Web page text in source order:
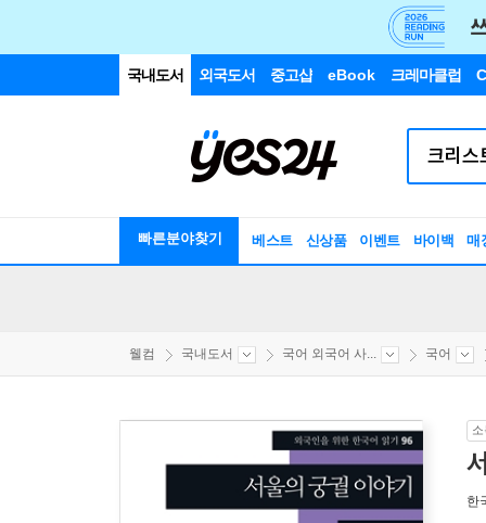
국내도서 외국도서 중고샵 eBook 크레마클럽
빠른분야찾기 베스트 신상품 이벤트 바이백 매
웰컴 국내도서 국어 외국어 사... 국어
한